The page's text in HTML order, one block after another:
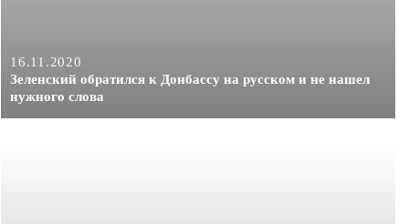
16.11.2020
Зеленский обратился к Донбассу на русском и не нашел
нужного слова